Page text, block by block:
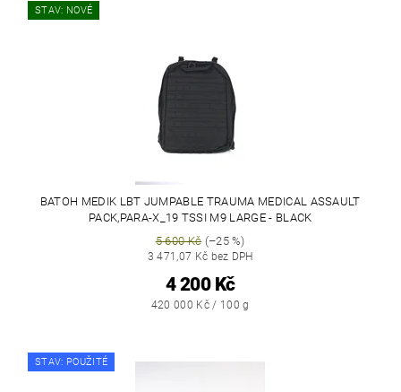
STAV: NOVÉ
BATOH MEDIK LBT JUMPABLE TRAUMA MEDICAL ASSAULT
PACK,PARA-X_19 TSSI M9 LARGE - BLACK
5 600 Kč(–25 %)
3 471,07 Kč bez DPH
4 200 Kč
420 000 Kč / 100 g
STAV: POUŽITÉ